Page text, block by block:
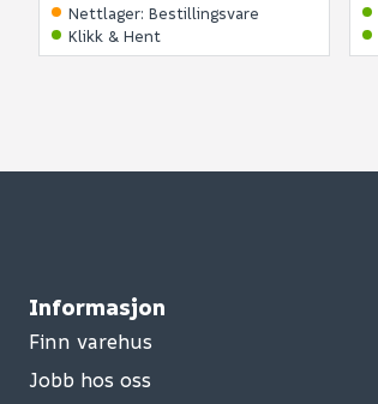
Nettlager: Bestillingsvare
Klikk & Hent
Informasjon
Finn varehus
Jobb hos oss